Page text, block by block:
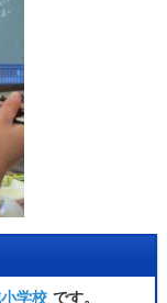
学校 です。